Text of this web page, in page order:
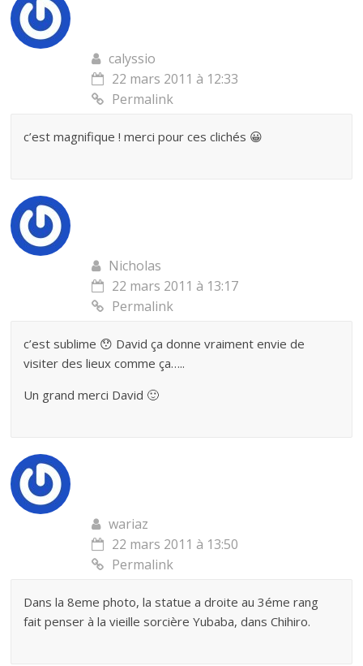
calyssio
22 mars 2011 à 12:33
Permalink
c’est magnifique ! merci pour ces clichés 😀
Nicholas
22 mars 2011 à 13:17
Permalink
c’est sublime 😯 David ça donne vraiment envie de
visiter des lieux comme ça…..
Un grand merci David 🙂
wariaz
22 mars 2011 à 13:50
Permalink
Dans la 8eme photo, la statue a droite au 3éme rang
fait penser à la vieille sorcière Yubaba, dans Chihiro.